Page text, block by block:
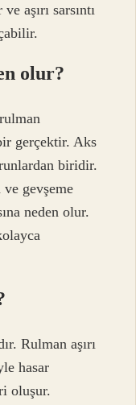
aşırı sarsıntı
olur?
gerçektir. Aks
biridir.
gevşeme
neden olur.
Rulman aşırı
hasar
oluşur.